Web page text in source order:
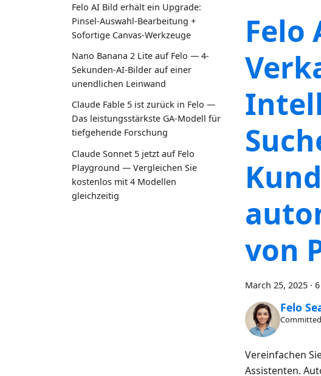
Felo AI Bild erhält ein Upgrade:
Pinsel-Auswahl-Bearbeitung +
Sofortige Canvas-Werkzeuge
Nano Banana 2 Lite auf Felo — 4-
Sekunden-AI-Bilder auf einer
unendlichen Leinwand
Claude Fable 5 ist zurück in Felo —
Das leistungsstärkste GA-Modell für
tiefgehende Forschung
Claude Sonnet 5 jetzt auf Felo
Playground — Vergleichen Sie
kostenlos mit 4 Modellen
gleichzeitig
Felo
von
March 25, 2025 ·
Felo
Vereinfachen
Assistenten.